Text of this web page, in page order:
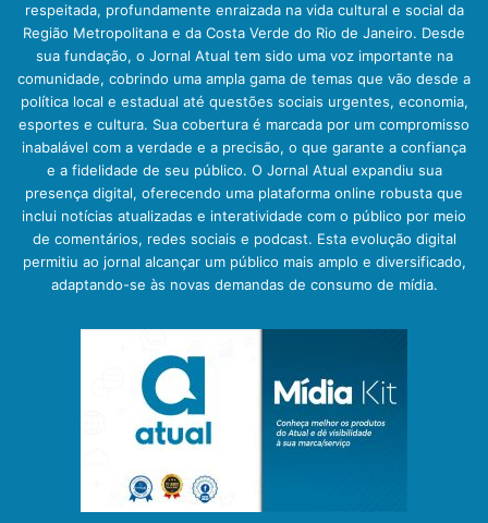
respeitada, profundamente enraizada na vida cultural e social da
Região Metropolitana e da Costa Verde do Rio de Janeiro. Desde
sua fundação, o Jornal Atual tem sido uma voz importante na
comunidade, cobrindo uma ampla gama de temas que vão desde a
política local e estadual até questões sociais urgentes, economia,
esportes e cultura. Sua cobertura é marcada por um compromisso
inabalável com a verdade e a precisão, o que garante a confiança
e a fidelidade de seu público. O Jornal Atual expandiu sua
presença digital, oferecendo uma plataforma online robusta que
inclui notícias atualizadas e interatividade com o público por meio
de comentários, redes sociais e podcast. Esta evolução digital
permitiu ao jornal alcançar um público mais amplo e diversificado,
adaptando-se às novas demandas de consumo de mídia.